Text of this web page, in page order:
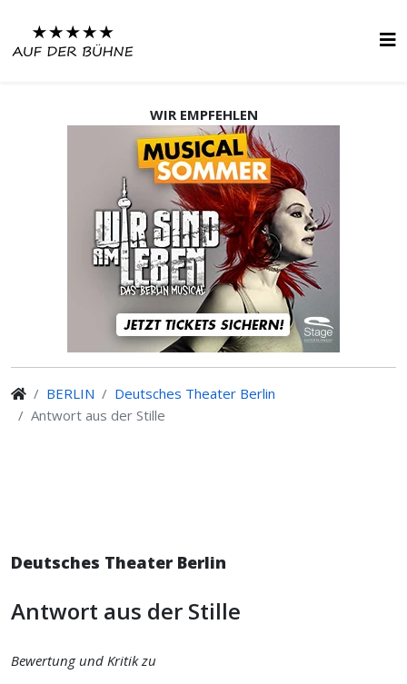
WIR EMPFEHLEN
BERLIN
Deutsches Theater Berlin
Antwort aus der Stille
Deutsches Theater Berlin
Antwort aus der Stille
Bewertung und Kritik zu